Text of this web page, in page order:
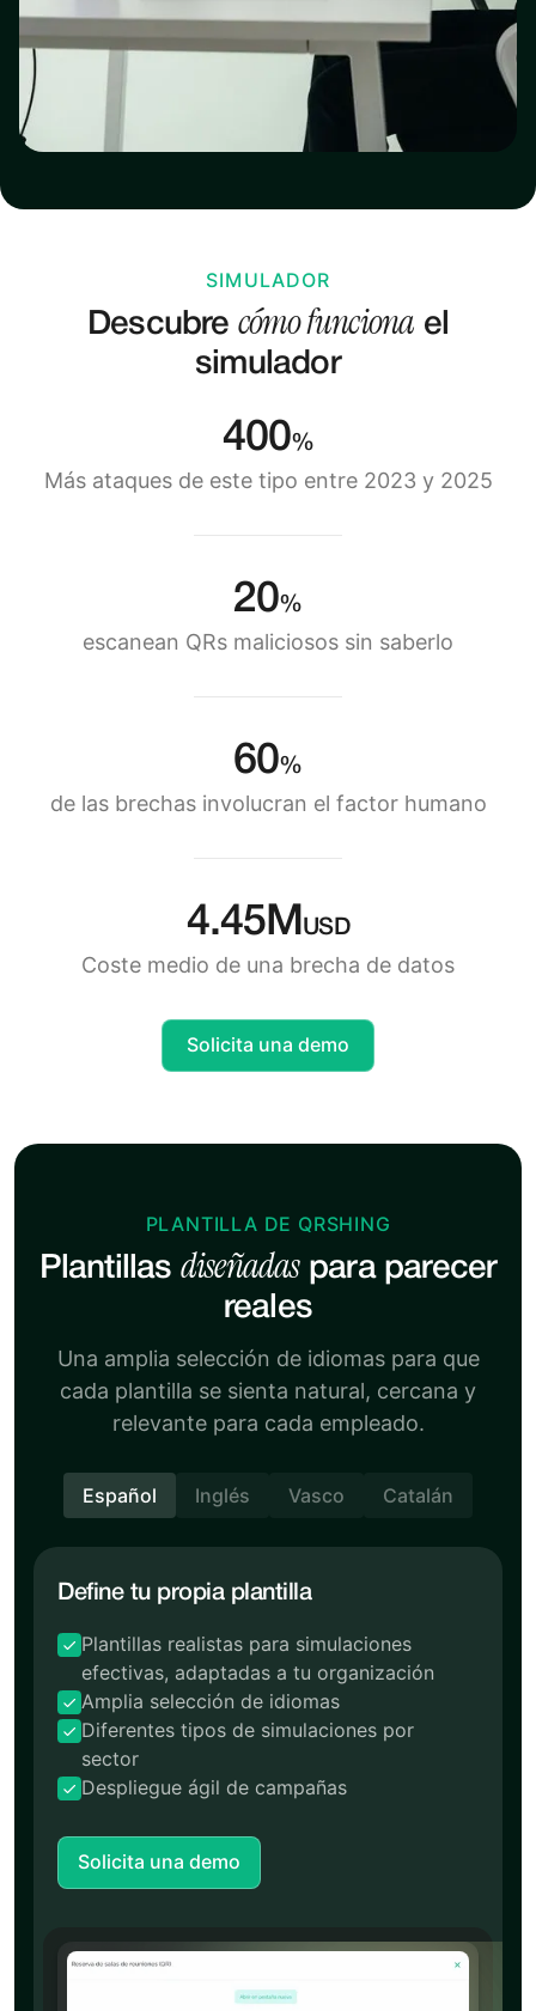
SIMULADOR
Descubre cómo funciona el
simulador
400%
Más ataques de este tipo entre 2023 y 2025
20%
escanean QRs maliciosos sin saberlo
60%
de las brechas involucran el factor humano
4.45M USD
Coste medio de una brecha de datos
Solicita una demo
PLANTILLA DE QRSHING
Plantillas diseñadaspara parecer
reales
Una amplia selección de idiomas para que
cada plantilla se sienta natural, cercana y
relevante para cada empleado.
Español Inglés Vasco Catalán
Define tu propia plantilla
Plantillas realistas para simulaciones
efectivas, adaptadas a tu organización
Amplia selección de idiomas
Diferentes tipos de simulaciones por
sector
Despliegue ágil de campañas
Solicita una demo